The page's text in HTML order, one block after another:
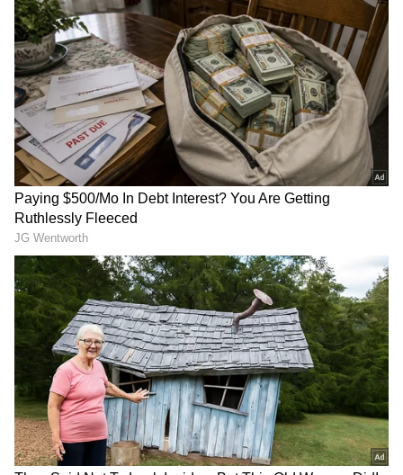
Image Credit :SOCIAL MEDIA
ಮೇಷ ರಾಶಿ
ಮೇಷ ರಾಶಿಯವರಿಗೆ ರಾಹುವಿನ ಈ ನಕ್ಷತ್ರ ಸಂಚಾರವು ವೃತ್ತಿ
ಮತ್ತು ಲಾಭದ ಸ್ಥಾನಗಳಲ್ಲಿ ದೊಡ್ಡ ಪರಿಣಾಮ ಬೀರುತ್ತದೆ.
ನಿಮ್ಮ ರಾಶ್ಯಾಧಿಪತಿಯಾದ ಮಂಗಳನ ನಕ್ಷತ್ರದಲ್ಲಿ ರಾಹು
ಸಂಚರಿಸುತ್ತಿರುವುದು ನಿಮಗೆ ಡಬಲ್ ಲಾಭವನ್ನು ನೀಡಲಿದೆ.
ಇಲ್ಲಿಯವರೆಗೆ ನಿಮ್ಮ ಮೇಲಿದ್ದ ಸಾಲದ ಹೊರೆಗಳು
ಹಂತಹಂತವಾಗಿ ಕಡಿಮೆಯಾಗುತ್ತವೆ. ಹೊಸ ಹೂಡಿಕೆಗಳಿಂದ
ದುಪ್ಪಟ್ಟು ಲಾಭ ಸಿಗಲಿದೆ. ಶೇರು ಮಾರುಕಟ್ಟೆಯಂತಹ
ಕ್ಷೇತ್ರಗಳಲ್ಲಿ ನಿರೀಕ್ಷೆಗಿಂತ ಹೆಚ್ಚು ಲಾಭ ಗಳಿಸುವಿರಿ. ಕೆಲಸದ
ಸ್ಥಳದಲ್ಲಿ ನಿಮ್ಮ ನಿರ್ವಹಣಾ ಕೌಶಲ್ಯಕ್ಕೆ ಮೆಚ್ಚುಗೆ
ವ್ಯಕ್ತವಾಗಲಿದೆ. ಹೊಸ ಉದ್ಯಮವನ್ನು ಪ್ರಾರಂಭಿಸಲು